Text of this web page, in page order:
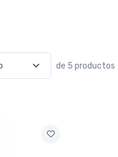
de 5 productos